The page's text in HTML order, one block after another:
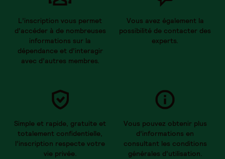
L’inscription vous permet
d’accéder à de nombreuses
informations sur la
dépendance et d’interagir
avec d’autres membres.
Vous avez également la
possibilité de contacter des
experts.
Simple et rapide, gratuite et
totalement confidentielle,
l’inscription respecte votre
vie privée.
Vous pouvez obtenir plus
d’informations en
consultant les conditions
générales d’utilisation.